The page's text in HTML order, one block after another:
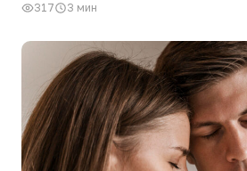
317 3 мин